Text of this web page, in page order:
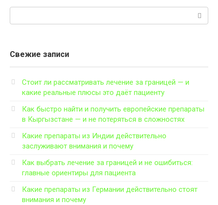
Свежие записи
Стоит ли рассматривать лечение за границей — и
какие реальные плюсы это даёт пациенту
Как быстро найти и получить европейские препараты
в Кыргызстане — и не потеряться в сложностях
Какие препараты из Индии действительно
заслуживают внимания и почему
Как выбрать лечение за границей и не ошибиться:
главные ориентиры для пациента
Какие препараты из Германии действительно стоят
внимания и почему